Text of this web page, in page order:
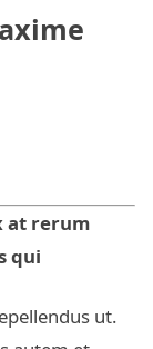
at rerum
qui
ut.